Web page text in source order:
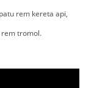
rem kereta api,
tromol.